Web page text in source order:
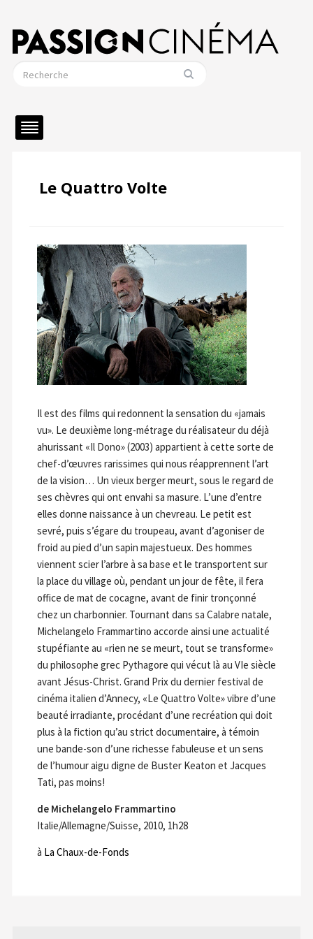
Le Quattro Volte
Il est des films qui redonnent la sensation du «jamais
vu». Le deuxième long-métrage du réalisateur du déjà
ahurissant «Il Dono» (2003) appartient à cette sorte de
chef-d’œuvres rarissimes qui nous réapprennent l’art
de la vision… Un vieux berger meurt, sous le regard de
ses chèvres qui ont envahi sa masure. L’une d’entre
elles donne naissance à un chevreau. Le petit est
sevré, puis s’égare du troupeau, avant d’agoniser de
froid au pied d’un sapin majestueux. Des hommes
viennent scier l’arbre à sa base et le transportent sur
la place du village où, pendant un jour de fête, il fera
office de mat de cocagne, avant de finir tronçonné
chez un charbonnier. Tournant dans sa Calabre natale,
Michelangelo Frammartino accorde ainsi une actualité
stupéfiante au «rien ne se meurt, tout se transforme»
du philosophe grec Pythagore qui vécut là au VIe siècle
avant Jésus-Christ. Grand Prix du dernier festival de
cinéma italien d’Annecy, «Le Quattro Volte» vibre d’une
beauté irradiante, procédant d’une recréation qui doit
plus à la fiction qu’au strict documentaire, à témoin
une bande-son d’une richesse fabuleuse et un sens
de l’humour aigu digne de Buster Keaton et Jacques
Tati, pas moins!
de Michelangelo Frammartino
Italie/Allemagne/Suisse, 2010, 1h28
à La Chaux-de-Fonds